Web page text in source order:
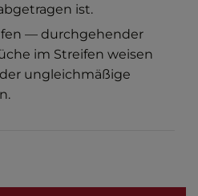
ist.
— durchgehender
im Streifen weisen
ungleichmäßige